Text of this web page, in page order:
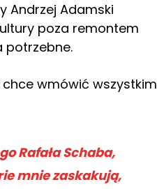
Andrzej Adamski
poza remontem
potrzebne.
wmówić wszystkim
Rafała Schaba,
mnie zaskakują,